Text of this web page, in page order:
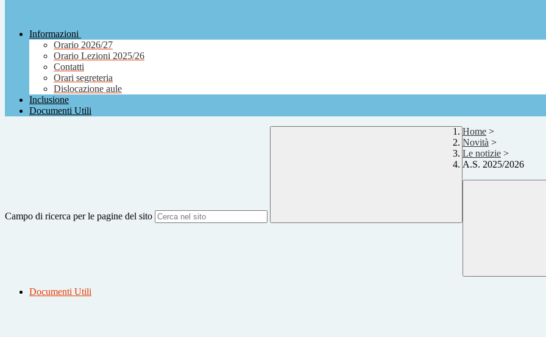
Informazioni
Orario 2026/27
Orario Lezioni 2025/26
Contatti
Orari segreteria
Dislocazione aule
Inclusione
Documenti Utili
Campo di ricerca per le pagine del sito
Home >
Novità >
Le notizie >
A.S. 2025/2026
Documenti Utili